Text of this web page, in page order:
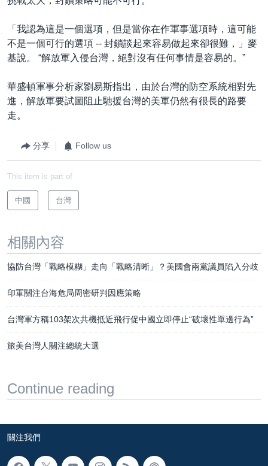
「我認為這是一個選項，但是當你在作軍事選項時，這可能
不是一個可行的選項 -- 封鎖談起來容易做起來卻很難，」麥
基說。 “解放軍入侵台灣，絕對沒有任何事情是容易的。”
華盛頓軍事分析家劉易斯指出，由於台灣的防空系統相對先
進，解放軍要試圖阻止馳援台灣的美軍仍然有很長的路要
走。
分享 Follow us
This item is part of
中國 台灣
相關內容
協防台灣「戰略模糊」走向「戰略清晰」？美國會兩黨議員陷入分歧
印軍關注台海危局周密研判因應策略
台灣軍方稱103架次共機抵近飛行促中國立即停止“破壞性單邊行為”
旅美台灣人關注總統大選
Continue reading
關注我們